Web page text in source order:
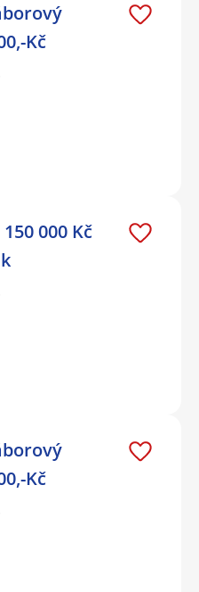
Kč
000 Kč
Kč